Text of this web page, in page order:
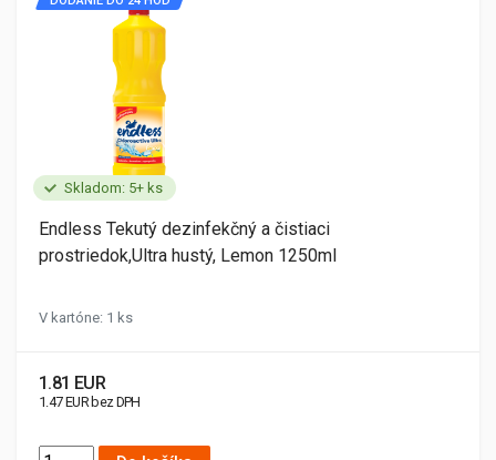
Skladom: 5+ ks
Endless Tekutý dezinfekčný a čistiaci
prostriedok,Ultra hustý, Lemon 1250ml
V kartóne: 1 ks
1.81 EUR
1.47 EUR bez DPH